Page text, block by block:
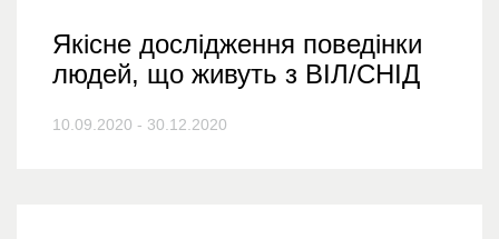
Якісне дослідження поведінки
людей, що живуть з ВІЛ/СНІД
10.09.2020 - 30.12.2020